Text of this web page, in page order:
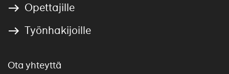
Opettajille
Työnhakijoille
Ota yhteyttä